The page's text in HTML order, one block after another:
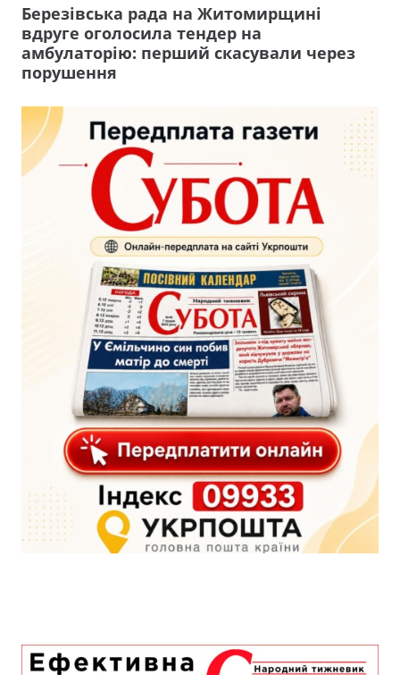
Березівська рада на Житомирщині
вдруге оголосила тендер на
амбулаторію: перший скасували через
порушення